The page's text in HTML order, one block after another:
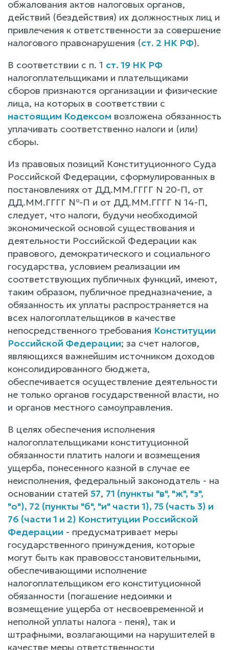
обжалования актов налоговых органов,
действий (бездействия) их должностных лиц и
привлечения к ответственности за совершение
налогового правонарушения (ст. 2 НК РФ).
В соответствии с п. 1 ст. 19 НК РФ
налогоплательщиками и плательщиками
сборов признаются организации и физические
лица, на которых в соответствии с
настоящим Кодексом возложена обязанность
уплачивать соответственно налоги и (или)
сборы.
Из правовых позиций Конституционного Суда
Российской Федерации, сформулированных в
постановлениях от ДД.ММ.ГГГГ N 20-П, от
ДД.ММ.ГГГГ №-П и от ДД.ММ.ГГГГ N 14-П,
следует, что налоги, будучи необходимой
экономической основой существования и
деятельности Российской Федерации как
правового, демократического и социального
государства, условием реализации им
соответствующих публичных функций, имеют,
таким образом, публичное предназначение, а
обязанность их уплаты распространяется на
всех налогоплательщиков в качестве
непосредственного требования Конституции
Российской Федерации; за счет налогов,
являющихся важнейшим источником доходов
консолидированного бюджета,
обеспечивается осуществление деятельности
не только органов государственной власти, но
и органов местного самоуправления.
В целях обеспечения исполнения
налогоплательщиками конституционной
обязанности платить налоги и возмещения
ущерба, понесенного казной в случае ее
неисполнения, федеральный законодатель - на
основании статей 57, 71 (пункты "в", "ж", "з",
"о"), 72 (пункты "б", "и" части 1), 75 (часть 3) и
76 (части 1 и 2) Конституции Российской
Федерации - предусматривает меры
государственного принуждения, которые
могут быть как правовосстановительными,
обеспечивающими исполнение
налогоплательщиком его конституционной
обязанности (погашение недоимки и
возмещение ущерба от несвоевременной и
неполной уплаты налога - пеня), так и
штрафными, возлагающими на нарушителей в
качестве меры ответственности